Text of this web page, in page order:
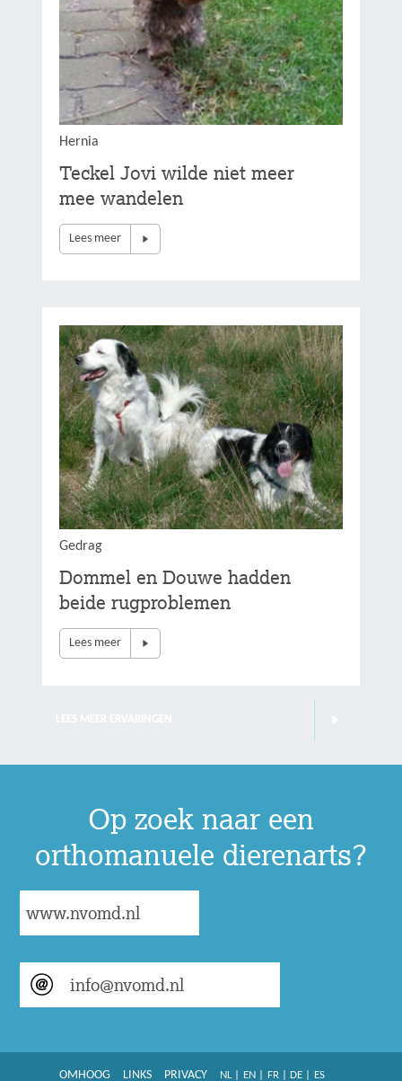
Hernia
Teckel Jovi wilde niet meer
mee wandelen
Lees meer
Gedrag
Dommel en Douwe hadden
beide rugproblemen
Lees meer
Op zoek naar een
orthomanuele dierenarts?
www.nvomd.nl
info@nvomd.nl
OMHOOG LINKS PRIVACY NL EN FR DE ES